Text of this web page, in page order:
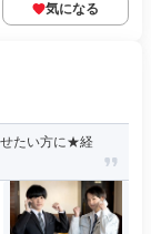
気になる
せたい方に★経